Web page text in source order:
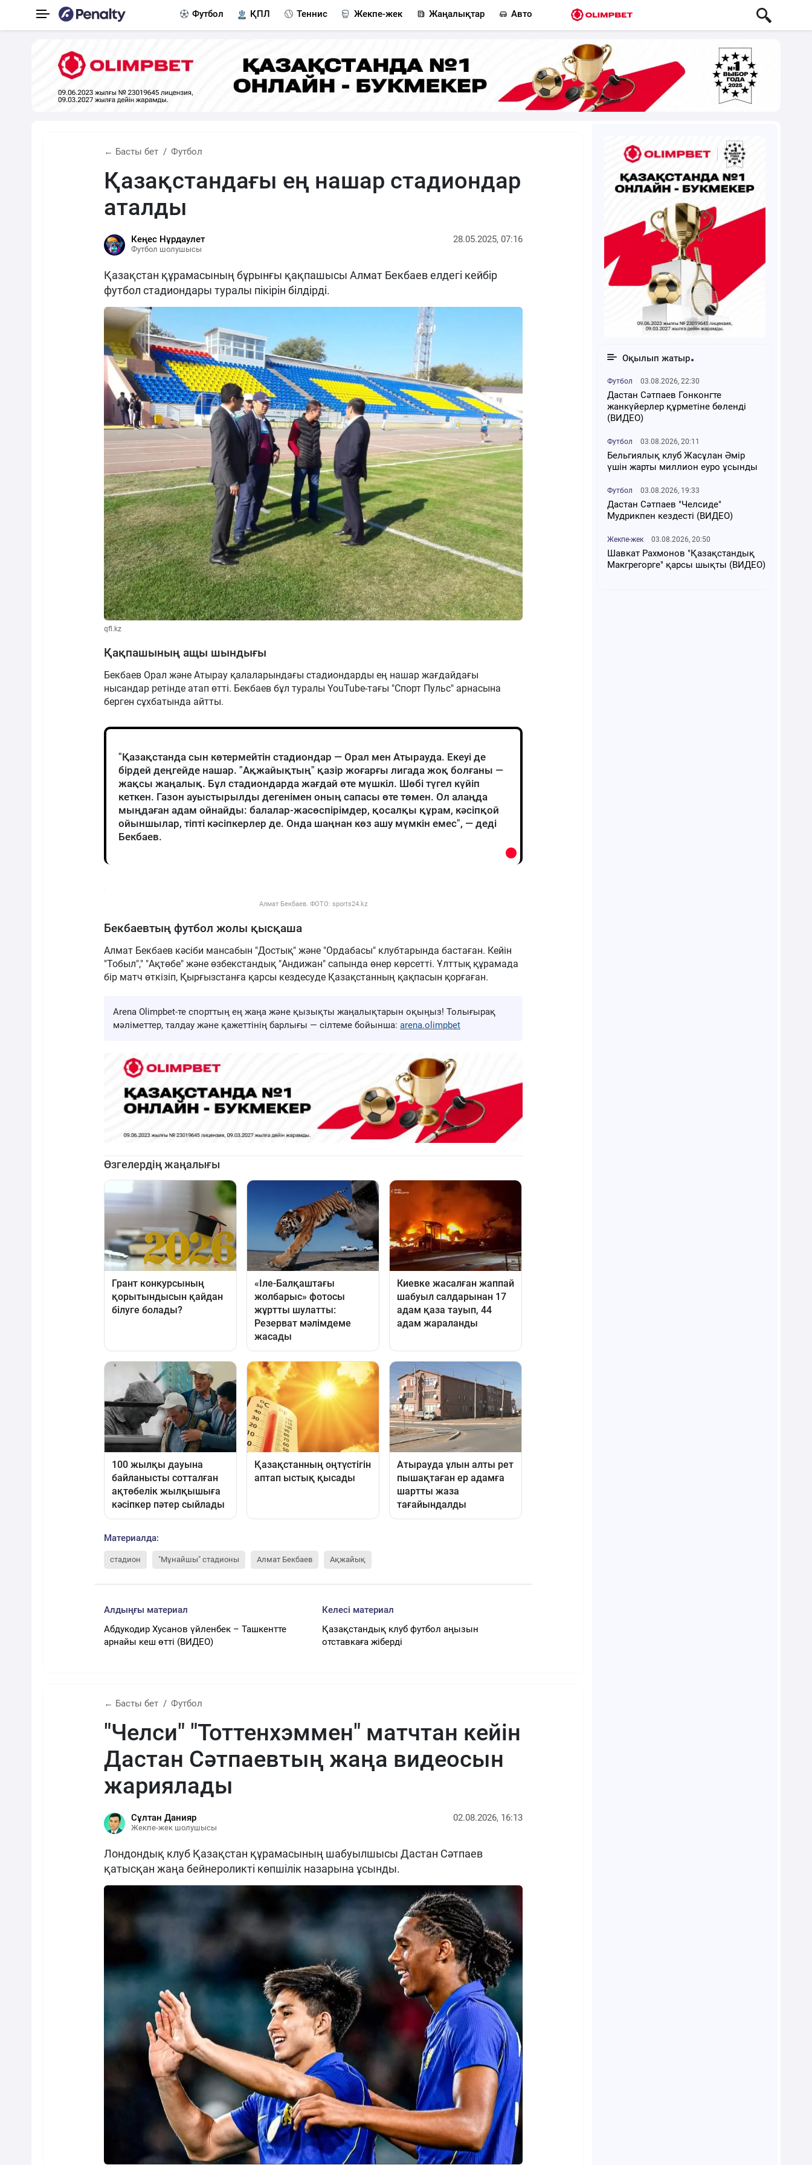
Футбол ҚПЛ Теннис Жекпе-жек Жаңалықтар Авто
← Басты бет Футбол
Қазақстандағы ең нашар стадиондар
аталды
Кеңес Нұрдаулет
Футбол шолушысы
28.05.2025, 07:16
Қазақстан құрамасының бұрынғы қақпашысы Алмат Бекбаев елдегі кейбір
футбол стадиондары туралы пікірін білдірді.
qfl.kz
Қақпашының ащы шындығы
Бекбаев Орал және Атырау қалаларындағы стадиондарды ең нашар жағдайдағы
нысандар ретінде атап өтті. Бекбаев бұл туралы YouTube-тағы "Спорт Пульс" арнасына
берген сұхбатында айтты.
"Қазақстанда сын көтермейтін стадиондар — Орал мен Атырауда. Екеуі де
бірдей деңгейде нашар. "Ақжайықтың" қазір жоғарғы лигада жоқ болғаны —
жақсы жаңалық. Бұл стадиондарда жағдай өте мүшкіл. Шөбі түгел күйіп
кеткен. Газон ауыстырылды дегенімен оның сапасы өте төмен. Ол алаңда
мыңдаған адам ойнайды: балалар-жасөспірімдер, қосалқы құрам, кәсіпқой
ойыншылар, тіпті кәсіпкерлер де. Онда шаңнан көз ашу мүмкін емес", — деді
Бекбаев.
Алмат Бекбаев. ФОТО: sports24.kz
Бекбаевтың футбол жолы қысқаша
Алмат Бекбаев кәсіби мансабын "Достық" және "Ордабасы" клубтарында бастаған. Кейін
"Тобыл"," "Ақтөбе" және өзбекстандық "Андижан" сапында өнер көрсетті. Ұлттық құрамада
бір матч өткізіп, Қырғызстанға қарсы кездесуде Қазақстанның қақпасын қорғаған.
Arena Olimpbet-те спорттың ең жаңа және қызықты жаңалықтарын оқыңыз! Толығырақ
мәліметтер, талдау және қажеттінің барлығы — сілтеме бойынша: arena.olimpbet
Материалда:
стадион "Мұнайшы" стадионы Алмат Бекбаев Ақжайық
Алдыңғы материал
Абдукодир Хусанов үйленбек – Ташкентте
арнайы кеш өтті (ВИДЕО)
Келесі материал
Қазақстандық клуб футбол аңызын
отставкаға жіберді
← Басты бет Футбол
"Челси" "Тоттенхэммен" матчтан кейін
Дастан Сәтпаевтың жаңа видеосын
жариялады
Сұлтан Данияр
Жекпе-жек шолушысы
02.08.2026, 16:13
Лондондық клуб Қазақстан құрамасының шабуылшысы Дастан Сәтпаев
қатысқан жаңа бейнероликті көпшілік назарына ұсынды.
Оқылып жатыр
Футбол 03.08.2026, 22:30
Дастан Сәтпаев Гонконгте
жанкүйерлер құрметіне бөленді
(ВИДЕО)
Футбол 03.08.2026, 20:11
Бельгиялық клуб Жасұлан Әмір
үшін жарты миллион еуро ұсынды
Футбол 03.08.2026, 19:33
Дастан Сәтпаев "Челсиде"
Мудрикпен кездесті (ВИДЕО)
Жекпе-жек 03.08.2026, 20:50
Шавкат Рахмонов "Қазақстандық
Макгрегорге" қарсы шықты (ВИДЕО)